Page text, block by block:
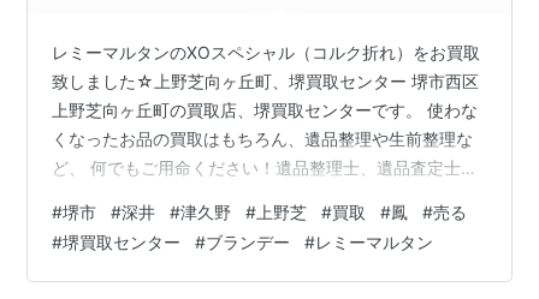
レミーマルタンのXOスペシャル（コルク折れ）をお買取
致しました☆上野芝向ヶ丘町、堺買取センター 堺市西区
上野芝向ヶ丘町の買取店、堺買取センターです。 使わな
くなったお品の買取はもちろん、遺品整理や生前整理な
ど、 何でもご用命ください！遺品整理士、遺品査定士も
き、誠にありがとうございます。 堺市西区上野芝向ヶ丘
町の買取店、堺買取センターには、 堺市（堺区・北区・
西区・中区・東区・南区・美原区）から、 高石市、和泉
#堺市 #深井 #津久野 #上野芝 #買取 #鳳 #売る
#堺買取センター #ブランデー #レミーマルタン